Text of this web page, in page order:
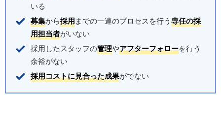
いる
募集から採用までの一連のプロセスを行う 専任の採
用担当者がいない
採用したスタッフの管理やアフターフォローを行う
余裕がない
採用コストに見合った成果がでない